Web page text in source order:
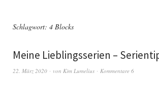
Schlagwort: 4 Blocks
Meine Lieblingsserien –
22. März 2020 von Kim Lumelius Kommentare 6